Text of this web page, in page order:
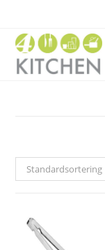
Standardsortering